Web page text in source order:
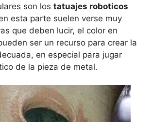
son los tatuajes roboticos
esta parte suelen verse muy
que deben lucir, el color en
ser un recurso para crear la
en especial para jugar
de la pieza de metal.